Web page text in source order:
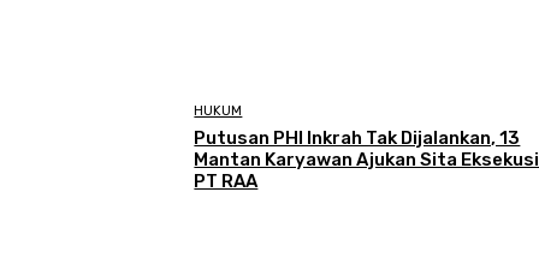
HUKUM
Putusan PHI Inkrah Tak Dijalankan, 13
Mantan Karyawan Ajukan Sita
PT RAA